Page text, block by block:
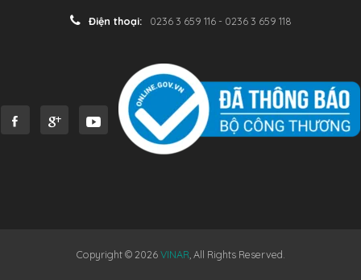
Điện thoại: 0236 3 659 116 - 0236 3 659 118
Copyright © 2026VINAR , All Rights Reserved.